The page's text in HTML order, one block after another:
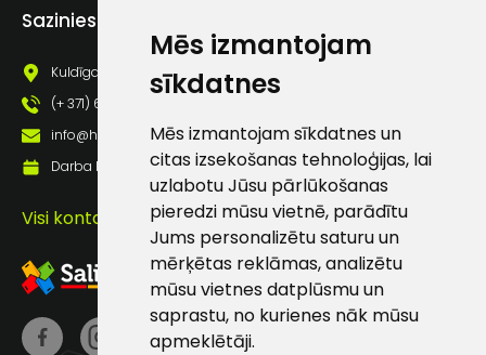
Mēs izmantojam
sīkdatnes
Mēs izmantojam sīkdatnes un
citas izsekošanas tehnoloģijas, lai
uzlabotu Jūsu pārlūkošanas
pieredzi mūsu vietnē, parādītu
Jums personalizētu saturu un
mērķētas reklāmas, analizētu
mūsu vietnes datplūsmu un
saprastu, no kurienes nāk mūsu
apmeklētāji.
Sazinies ar mums
Kuldīgas iela 69a, Saldus, Saldus nov., LV - 3801
(+ 371) 63 881 186
info@hards.lv
Darba laiks: Darbadienās: 8:00 - 17:00
Visi kontakti
pastā
Sūtīt ziņojumu
Klientu
atbalsts
Darbdienās:
8:00 – 17:00